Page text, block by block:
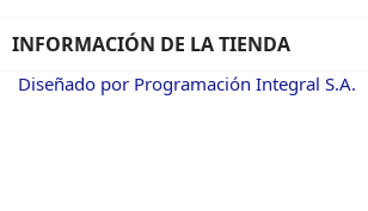
INFORMACIÓN DE LA TIENDA
Diseñado por Programación Integral S.A.